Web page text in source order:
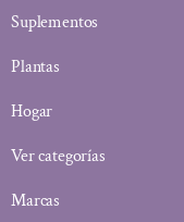
Suplementos
Plantas
Hogar
Ver categorías
Marcas